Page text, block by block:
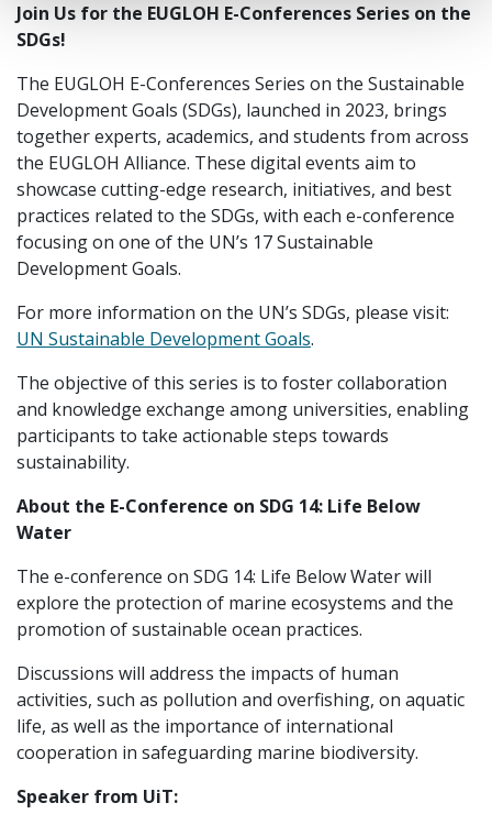
Join Us for the EUGLOH E-Conferences Series on the
SDGs!
The EUGLOH E-Conferences Series on the Sustainable
Development Goals (SDGs), launched in 2023, brings
together experts, academics, and students from across
the EUGLOH Alliance. These digital events aim to
showcase cutting-edge research, initiatives, and best
practices related to the SDGs, with each e-conference
focusing on one of the UN’s 17 Sustainable
Development Goals.
For more information on the UN’s SDGs, please visit:
UN Sustainable Development Goals.
The objective of this series is to foster collaboration
and knowledge exchange among universities, enabling
participants to take actionable steps towards
sustainability.
About the E-Conference on SDG 14: Life Below
Water
The e-conference on SDG 14: Life Below Water will
explore the protection of marine ecosystems and the
promotion of sustainable ocean practices.
Discussions will address the impacts of human
activities, such as pollution and overfishing, on aquatic
life, as well as the importance of international
cooperation in safeguarding marine biodiversity.
Speaker from UiT: